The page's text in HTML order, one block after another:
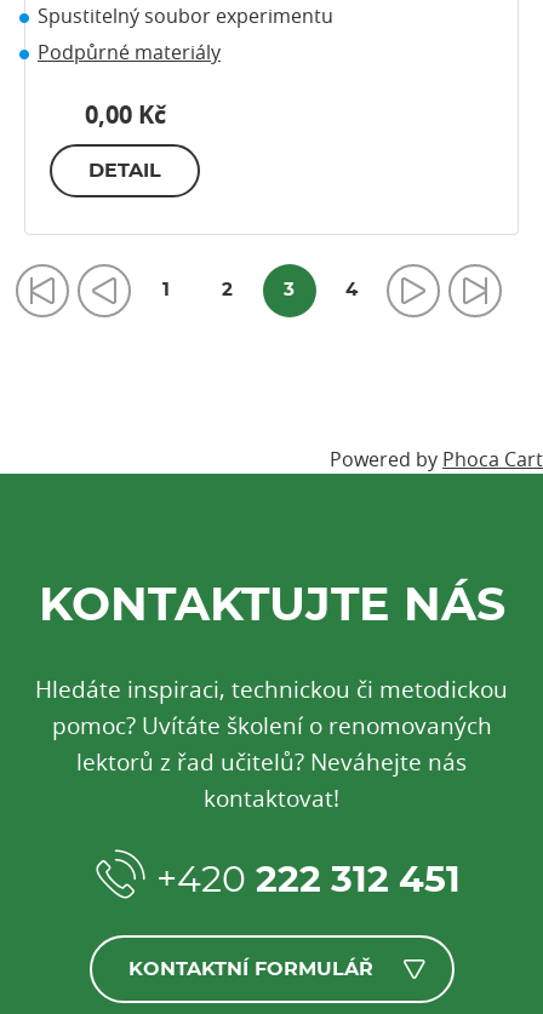
Spustitelný soubor experimentu
Podpůrné materiály
0,00 Kč
DETAIL
1 2 3 4
Powered by Phoca Cart
KONTAKTUJTE NÁS
Hledáte inspiraci, technickou či metodickou
pomoc? Uvítáte školení o renomovaných
lektorů z řad učitelů? Neváhejte nás
kontaktovat!
+420 222 312 451
KONTAKTNÍ FORMULÁŘ